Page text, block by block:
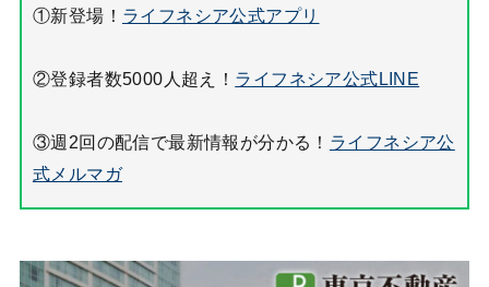
①新登場！ ライフネシア公式アプリ
②登録者数5000人超え！ ライフネシア公式LINE
③週2回の配信で最新情報が分かる！ ライフネシア公
式メルマガ